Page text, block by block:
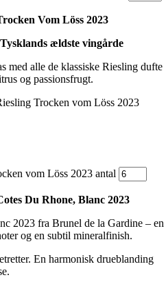
Vom Löss 2023
ældste vingårde
med alle de klassiske Riesling dufte
og passionsfrugt.
vom Löss 2023 antal
Du Rhone, Blanc 2023
2023 fra Brunel de la Gardine – en
og en subtil mineralfinish.
En harmonisk drueblanding